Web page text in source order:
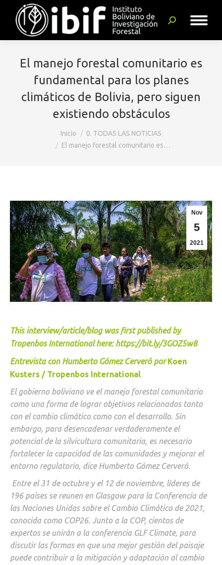
Buscar:
El manejo forestal comunitario es
fundamental para los planes
climáticos de Bolivia, pero siguen
existiendo obstáculos
Inicio
0. TODAS LAS NOTICIAS
El manejo forestal comunitario es…
Nov
5
2021
This interview/article/blog was first published by
Tropenbos International here:https://bit.ly/3GOZ5w8
Entrevista con Humberto Gómez Cerveró por Koen
Kusters / Tropenbos International
El gobierno boliviano ve el manejo forestal comunitario
como una forma de lograr objetivos relacionados tanto
con el cambio climático como con el desarrollo. Sin
embargo, para desencadenar verdaderamente el
potencial de la silvicultura comunitaria, es necesario
fortalecer la capacidad de las comunidades y mejorar el
entorno regulatorio, dice Humberto Gómez Cerveró.
Entre el 31 de octubre y el 12 de noviembre, líderes de
196 países se reunen en Glasgow para la Conferencia de
las Naciones Unidas sobre el Cambio Climático de 2021,
conocida como COP26. Junto a la COP, cientos de
expertos se unirán a la conferencia GLF Climate, para
discutir las formas en que una mejor gestión del paisaje
puede contribuir a la mitigación y adaptación al cambio